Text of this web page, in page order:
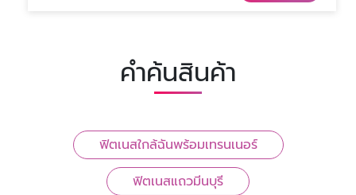
คำค้นสินค้า
ฟิตเนสใกล้ฉันพร้อมเทรนเนอร์
ฟิตเนสแถวมีนบุรี